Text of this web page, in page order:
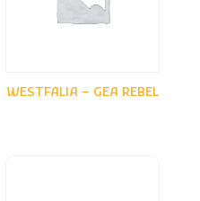
WESTFALIA – GEA REBEL